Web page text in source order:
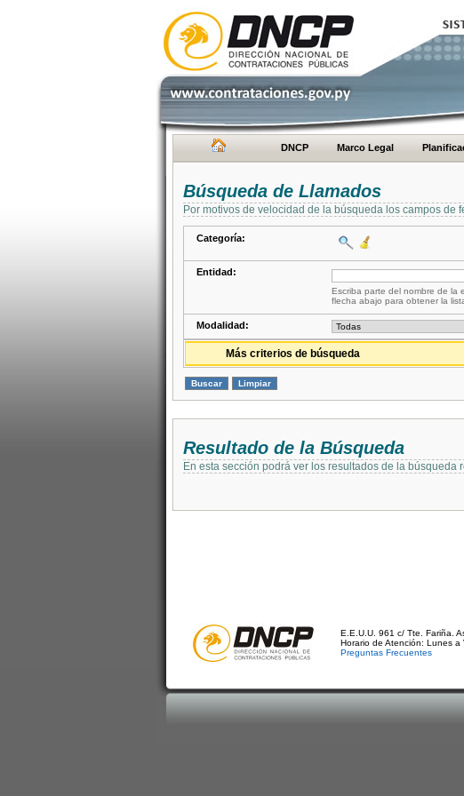
DNCP Marco Legal
Búsqueda de Llamados
Por motivos de velocidad de la búsqueda los campos de
Categoría:
Entidad:
Escriba parte del nombre de la
flecha abajo para obtener la
Modalidad:
Más criterios de búsqueda
Resultado de la Búsqueda
En esta sección podrá ver los resultados de la búsqueda
E.E.U.U. 961 c/ Tte. Fariña.
Horario de Atención: Lunes
Preguntas Frecuentes